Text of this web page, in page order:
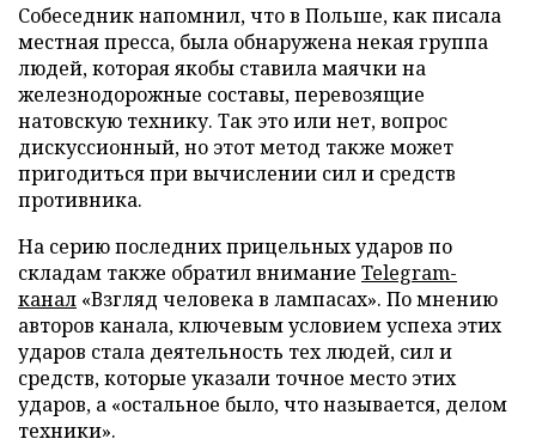
Собеседник напомнил, что в Польше, как писала
местная пресса, была обнаружена некая группа
людей, которая якобы ставила маячки на
железнодорожные составы, перевозящие
натовскую технику. Так это или нет, вопрос
дискуссионный, но этот метод также может
пригодиться при вычислении сил и средств
противника.
На серию последних прицельных ударов по
складам также обратил внимание Telegram-
канал «Взгляд человека в лампасах». По мнению
авторов канала, ключевым условием успеха этих
ударов стала деятельность тех людей, сил и
средств, которые указали точное место этих
ударов, а «остальное было, что называется, делом
техники».